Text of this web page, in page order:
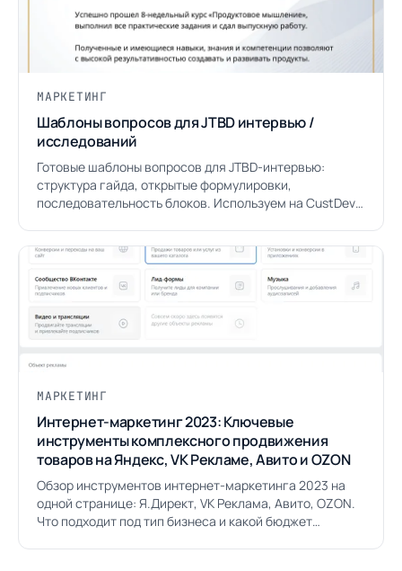
МАРКЕТИНГ
Шаблоны вопросов для JTBD интервью /
исследований
Готовые шаблоны вопросов для JTBD-интервью:
структура гайда, открытые формулировки,
последовательность блоков. Используем на CustDev-
МАРКЕТИНГ
Интернет-маркетинг 2023: Ключевые
инструменты комплексного продвижения
товаров на Яндекс, VK Рекламе, Авито и OZON
Обзор инструментов интернет-маркетинга 2023 на
одной странице: Я.Директ, VK Реклама, Авито, OZON.
Что подходит под тип бизнеса и какой бюджет